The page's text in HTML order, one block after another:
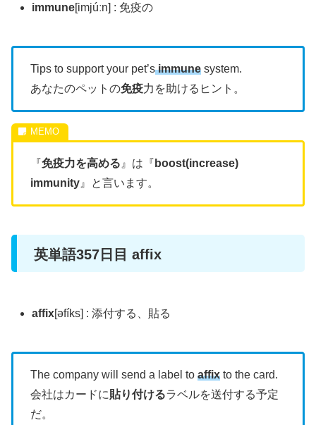
immune[imjúːn] : 免疫の
Tips to support your pet’simmune system.
あなたのペットの免疫力を助けるヒント。
『免疫力を高める 』は『 boost(increase)
immunity 』と言います。
英単語357日目 affix
affix[əfíks] : 添付する、貼る
The company will send a label to affix to the card.
会社はカードに貼り付けるラベルを送付する予定
だ。